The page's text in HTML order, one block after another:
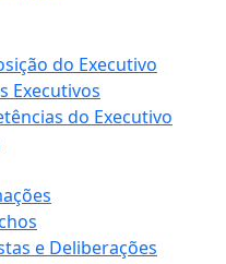
do Executivo
Executivos
do Executivo
e Deliberações